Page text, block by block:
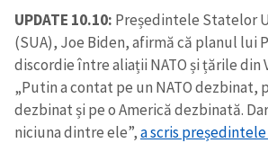
UPDATE 10.10: Președintele Statelor
(SUA), Joe Biden, afirmă că planul lui
discordie între aliații NATO și țările din
„Putin a contat pe un NATO dezbinat,
dezbinat și pe o Americă dezbinată.
niciuna dintre ele”,a scris